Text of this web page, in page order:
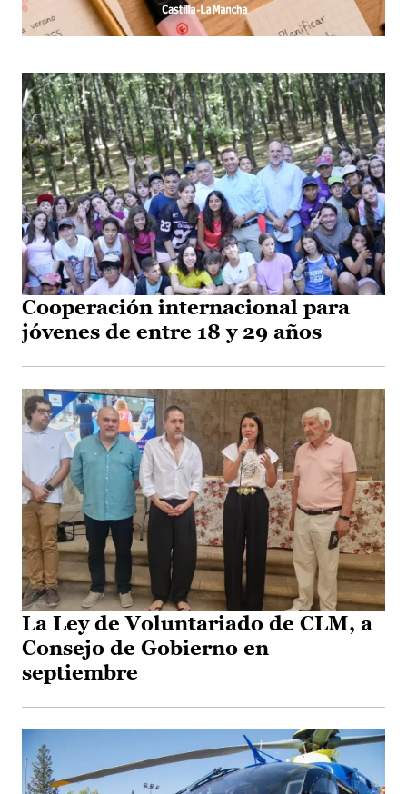
Cooperación internacional para
jóvenes de entre 18 y 29 años
La Ley de Voluntariado de CLM, a
Consejo de Gobierno en
septiembre